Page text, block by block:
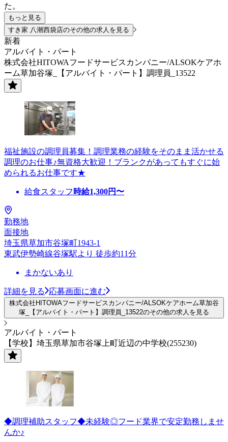
た。
もっと見る
すき家 八潮西袋店のその他の求人を見る
新着
アルバイト・パート
株式会社HITOWAフードサービスカンパニー/ALSOKケアホ
ーム草加谷塚_【アルバイト・パート】調理員_13522
福祉施設の調理員募集！調理業務の経験をそのまま活かせる
調理のお仕事♪無資格大歓迎！ブランクがあってもすぐに始
められるお仕事です★
給食スタッフ 時給1,300円〜
勤務地
面接地
埼玉県草加市谷塚町1943-1
東武伊勢崎線谷塚駅より 徒歩約11分
まかないあり
詳細を見る 応募画面に進む
株式会社HITOWAフードサービスカンパニー/ALSOKケアホーム草加谷
塚_【アルバイト・パート】調理員_13522のその他の求人を見る
アルバイト・パート
【学校】埼玉県草加市谷塚上町近辺の中学校(255230)
◆調理補助スタッフ◆未経験◎フード業界で安定勤務しませ
んか♪